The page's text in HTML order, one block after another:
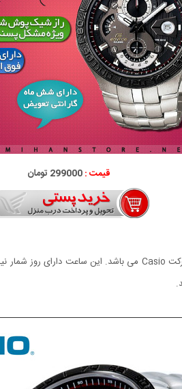
قیمت :299000 تومان